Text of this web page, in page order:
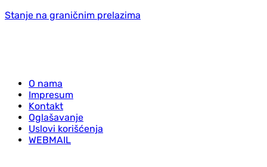
Stanje na graničnim prelazima
O nama
Impresum
Kontakt
Oglašavanje
Uslovi korišćenja
WEBMAIL